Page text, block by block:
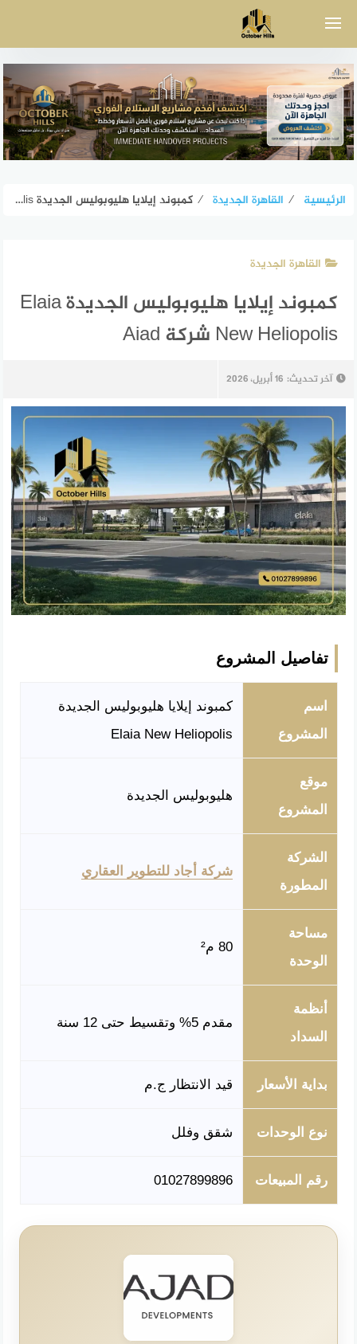
الرئيسية ⁄ القاهرة الجديدة ⁄ كمبوند إيلايا هليوبوليس الجديدة Elaia New Heliopolis شركة Aiad
القاهرة الجديدة
كمبوند إيلايا هليوبوليس الجديدة Elaia
New Heliopolis شركة Aiad
آخر تحديث: 16 أبريل، 2026
تفاصيل المشروع
اسم
المشروع
كمبوند إيلايا هليوبوليس الجديدة
Elaia New Heliopolis
موقع
المشروع
هليوبوليس الجديدة
الشركة
المطورة
شركة أجاد للتطوير العقاري
مساحة
الوحدة
80 م²
أنظمة
السداد
مقدم 5% وتقسيط حتى 12 سنة
بداية الأسعار قيد الانتظار ج.م
نوع الوحدات شقق وفلل
رقم المبيعات 01027899896